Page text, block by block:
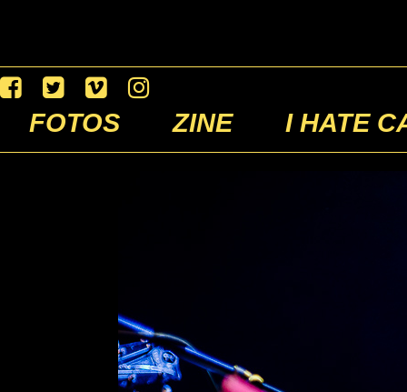
FOTOS ZINE I HATE